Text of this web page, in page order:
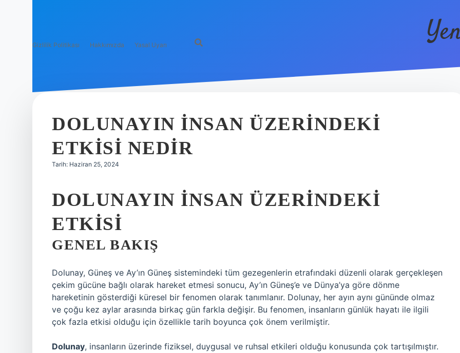
Gizlilik Politikası Hakkımızda Yasal Uyarı
DOLUNAYIN INSAN ÜZERINDEKI
ETKISI NEDIR
Tarih: Haziran 25, 2024
DOLUNAYIN İNSAN ÜZERINDEKI
ETKISI
GENEL BAKIŞ
Dolunay, Güneş ve Ay’ın Güneş sistemindeki tüm gezegenlerin etrafındaki düzenli olarak gerçekleşen
çekim gücüne bağlı olarak hareket etmesi sonucu, Ay’ın Güneş’e ve Dünya’ya göre dönme
hareketinin gösterdiği küresel bir fenomen olarak tanımlanır. Dolunay, her ayın aynı gününde olmaz
ve çoğu kez aylar arasında birkaç gün farkla değişir. Bu fenomen, insanların günlük hayatı ile ilgili
çok fazla etkisi olduğu için özellikle tarih boyunca çok önem verilmiştir.
Dolunay, insanların üzerinde fiziksel, duygusal ve ruhsal etkileri olduğu konusunda çok tartışılmıştır.